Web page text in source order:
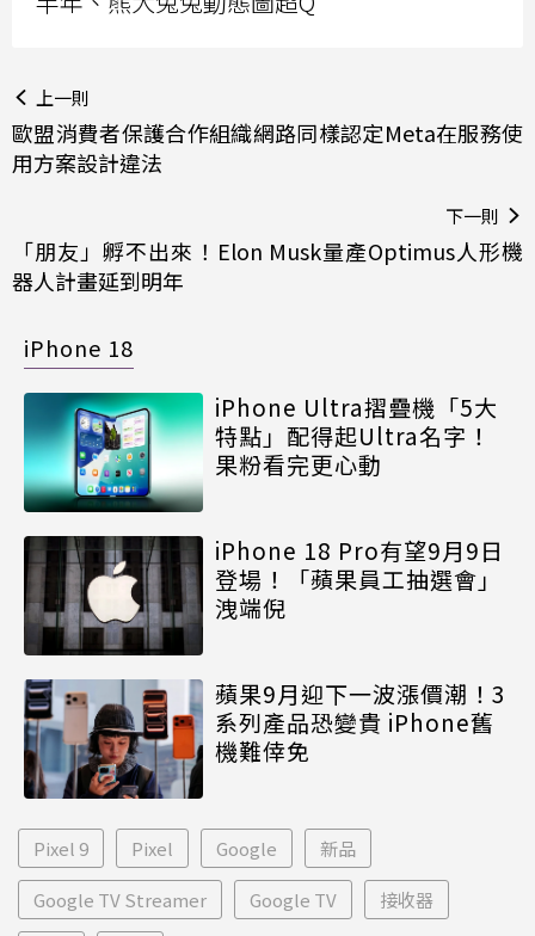
上一則
歐盟消費者保護合作組織網路同樣認定Meta在服務使
用方案設計違法
下一則
「朋友」孵不出來！Elon Musk量產Optimus人形機
器人計畫延到明年
iPhone 18
iPhone Ultra摺疊機「5大
特點」配得起Ultra名字！
果粉看完更心動
iPhone 18 Pro有望9月9日
登場！「蘋果員工抽選會」
洩端倪
蘋果9月迎下一波漲價潮！3
系列產品恐變貴 iPhone舊
機難倖免
Pixel 9 Pixel Google 新品
Google TV Streamer Google TV 接收器